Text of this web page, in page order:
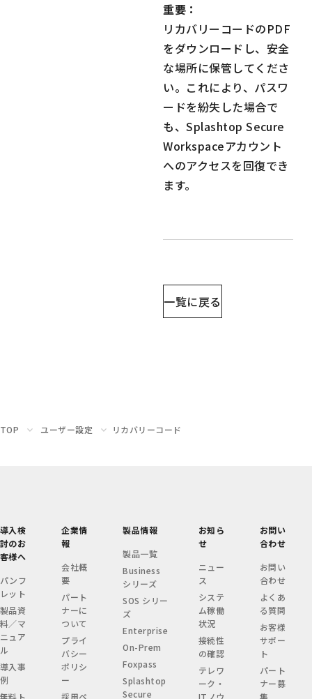
重要：
リカバリーコードのPDF
をダウンロードし、安全
な場所に保管してくださ
い。これにより、パスワ
ードを紛失した場合で
も、Splashtop Secure
Workspaceアカウント
へのアクセスを回復でき
ます。
一覧に戻る
TOP ユーザー設定 リカバリーコード
導入検
討のお
客様へ
パンフ
レット
製品資
料／マ
ニュア
ル
導入事
例
無料ト
企業情
報
会社概
要
パート
ナーに
ついて
プライ
バシー
ポリシ
ー
採用ペ
製品情報
製品一覧
Business
シリーズ
SOS シリー
ズ
Enterprise
On-Prem
Foxpass
Splashtop
Secure
お知ら
せ
ニュー
ス
システ
ム稼働
状況
接続性
の確認
テレワ
ーク・
ITノウ
お問い
合わせ
お問い
合わせ
よくあ
る質問
お客様
サポー
ト
パート
ナー募
集